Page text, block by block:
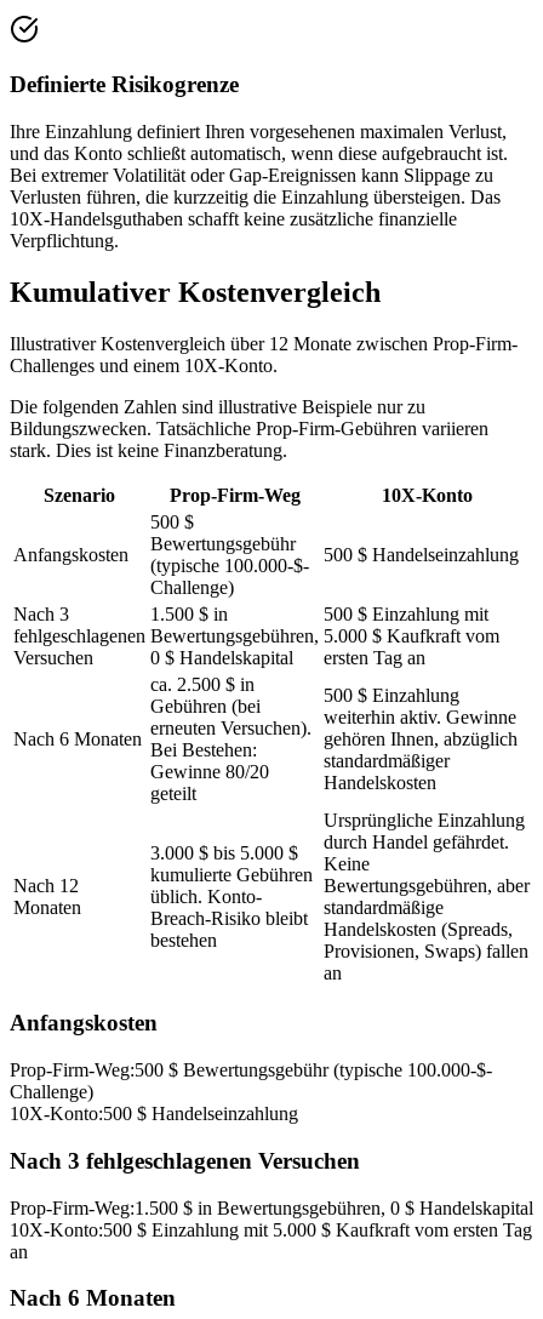
Definierte Risikogrenze
Ihre Einzahlung definiert Ihren vorgesehenen maximalen Verlust,
und das Konto schließt automatisch, wenn diese aufgebraucht ist.
Bei extremer Volatilität oder Gap-Ereignissen kann Slippage zu
Verlusten führen, die kurzzeitig die Einzahlung übersteigen. Das
10X-Handelsguthaben schafft keine zusätzliche finanzielle
Verpflichtung.
Kumulativer Kostenvergleich
Illustrativer Kostenvergleich über 12 Monate zwischen Prop-Firm-
Challenges und einem 10X-Konto.
Die folgenden Zahlen sind illustrative Beispiele nur zu
Bildungszwecken. Tatsächliche Prop-Firm-Gebühren variieren
stark. Dies ist keine Finanzberatung.
Szenario Prop-Firm-Weg 10X-Konto
Anfangskosten
500 $
Bewertungsgebühr
(typische 100.000-$-
Challenge)
500 $ Handelseinzahlung
Nach 3
fehlgeschlagenen
Versuchen
1.500 $ in
Bewertungsgebühren,
0 $ Handelskapital
500 $ Einzahlung mit
5.000 $ Kaufkraft vom
ersten Tag an
Nach 6 Monaten
ca. 2.500 $ in
Gebühren (bei
erneuten Versuchen).
Bei Bestehen:
Gewinne 80/20
geteilt
500 $ Einzahlung
weiterhin aktiv. Gewinne
gehören Ihnen, abzüglich
standardmäßiger
Handelskosten
Nach 12
Monaten
3.000 $ bis 5.000 $
kumulierte Gebühren
üblich. Konto-
Breach-Risiko bleibt
bestehen
Ursprüngliche Einzahlung
durch Handel gefährdet.
Keine
Bewertungsgebühren, aber
standardmäßige
Handelskosten (Spreads,
Provisionen, Swaps) fallen
an
Anfangskosten
Prop-Firm-Weg:500 $ Bewertungsgebühr (typische 100.000-$-
Challenge)
10X-Konto:500 $ Handelseinzahlung
Nach 3 fehlgeschlagenen Versuchen
Prop-Firm-Weg:1.500 $ in Bewertungsgebühren, 0 $ Handelskapital
10X-Konto:500 $ Einzahlung mit 5.000 $ Kaufkraft vom ersten Tag
an
Nach 6 Monaten